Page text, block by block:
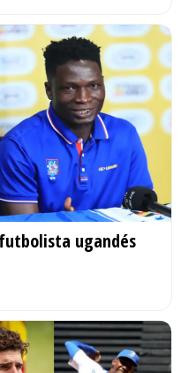
ugandés